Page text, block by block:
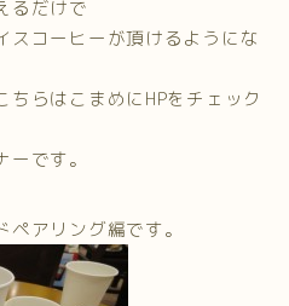
るだけで
スコーヒーが頂けるようにな
らはこまめにHPをチェック
です。
アリング編です。